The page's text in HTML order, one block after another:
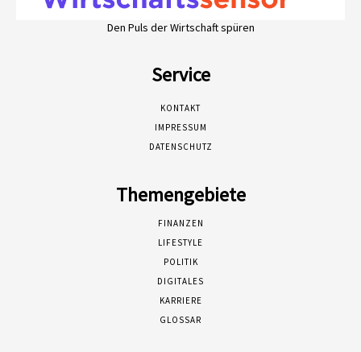
Den Puls der Wirtschaft spüren
Service
KONTAKT
IMPRESSUM
DATENSCHUTZ
Themengebiete
FINANZEN
LIFESTYLE
POLITIK
DIGITALES
KARRIERE
GLOSSAR